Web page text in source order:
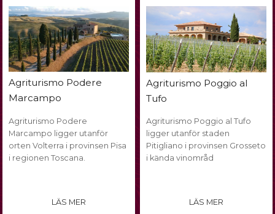
Agriturismo Podere
Marcampo
Agriturismo Podere
Marcampo ligger utanför
orten Volterra i provinsen Pisa
i regionen Toscana.
LÄS MER
Agriturismo Poggio al
Tufo
Agriturismo Poggio al Tufo
ligger utanför staden
Pitigliano i provinsen Grosseto
i kända vinområd
LÄS MER